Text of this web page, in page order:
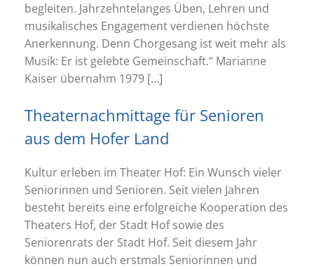
begleiten. Jahrzehntelanges Üben, Lehren und
musikalisches Engagement verdienen höchste
Anerkennung. Denn Chorgesang ist weit mehr als
Musik: Er ist gelebte Gemeinschaft.“ Marianne
Kaiser übernahm 1979 […]
Theaternachmittage für Senioren
aus dem Hofer Land
Kultur erleben im Theater Hof: Ein Wunsch vieler
Seniorinnen und Senioren. Seit vielen Jahren
besteht bereits eine erfolgreiche Kooperation des
Theaters Hof, der Stadt Hof sowie des
Seniorenrats der Stadt Hof. Seit diesem Jahr
können nun auch erstmals Seniorinnen und